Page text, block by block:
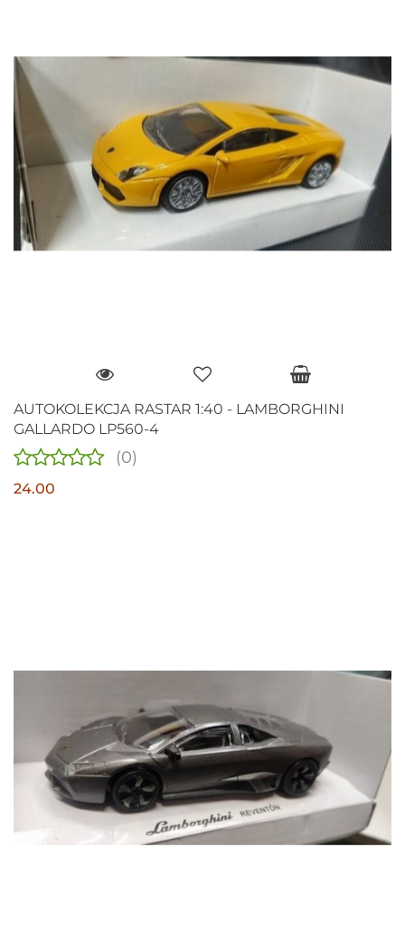
AUTOKOLEKCJA RASTAR 1:40 - LAMBORGHINI
GALLARDO LP560-4
(0)
24.00